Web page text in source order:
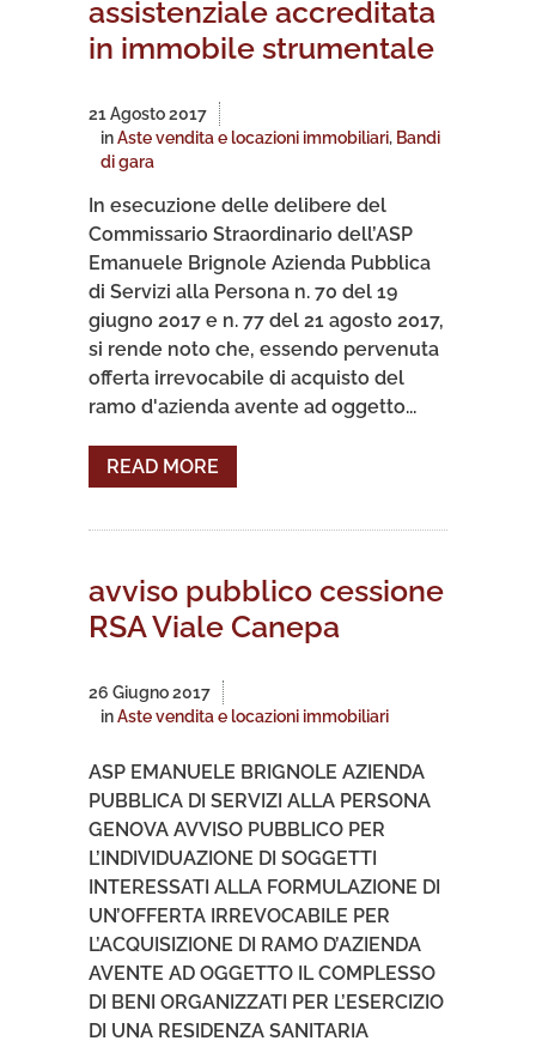
assistenziale accreditata
in immobile strumentale
21 Agosto 2017
inAste vendita e locazioni immobiliari, Bandi
di gara
In esecuzione delle delibere del
Commissario Straordinario dell’ASP
Emanuele Brignole Azienda Pubblica
di Servizi alla Persona n. 70 del 19
giugno 2017 e n. 77 del 21 agosto 2017,
si rende noto che, essendo pervenuta
offerta irrevocabile di acquisto del
ramo d'azienda avente ad oggetto...
READ MORE
avviso pubblico cessione
RSA Viale Canepa
26 Giugno 2017
inAste vendita e locazioni immobiliari
ASP EMANUELE BRIGNOLE AZIENDA
PUBBLICA DI SERVIZI ALLA PERSONA
GENOVA AVVISO PUBBLICO PER
L’INDIVIDUAZIONE DI SOGGETTI
INTERESSATI ALLA FORMULAZIONE DI
UN’OFFERTA IRREVOCABILE PER
L’ACQUISIZIONE DI RAMO D’AZIENDA
AVENTE AD OGGETTO IL COMPLESSO
DI BENI ORGANIZZATI PER L’ESERCIZIO
DI UNA RESIDENZA SANITARIA